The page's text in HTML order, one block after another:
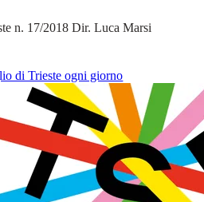
n. 17/2018 Dir. Luca Marsi
di Trieste ogni giorno